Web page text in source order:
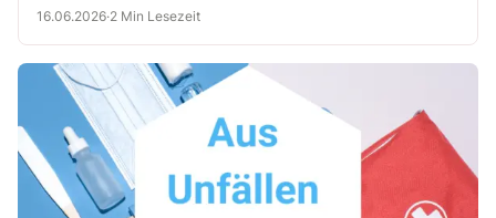
16.06.2026·2 Min Lesezeit